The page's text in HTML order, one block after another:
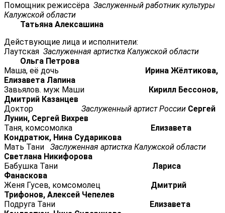
Помощник режиссёра Заслуженный работник культуры
Калужской области
Татьяна Алексашина
Действующие лица и исполнители:
Лаутская Заслуженная артистка Калужской области
Ольга Петрова
Маша, её дочь
Ирина Жёлтикова,
Елизавета Лапина
Завьялов. муж Маши
Кирилл Бессонов,
Дмитрий Казанцев
Доктор Заслуженный артист России Сергей
Лунин, Сергей Вихрев
Таня, комсомолка
Елизавета
Кондратюк, Нина Сударикова
Мать Тани Заслуженная артистка Калужской области
Светлана Никифорова
Бабушка Тани Лариса
Фанаскова
Женя Гусев, комсомолец Дмитрий
Трифонов, Алексей Чепелев
Подруга Тани
Елизавета